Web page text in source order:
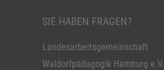
SIE HABEN FRAGEN?
Landesarbeitsgemeinschaft
Waldorfpädagogik Hamburg e.V.